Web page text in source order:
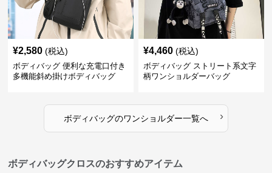
¥2,580 (税込)
ボディバッグ 便利な充電口付き
多機能斜め掛けボディバッグ
¥4,460 (税込)
ボディバッグ ストリート系文字
柄ワンショルダーバッグ
ボディバッグのワンショルダー一覧へ ›
ボディバッグクロスのおすすめアイテム